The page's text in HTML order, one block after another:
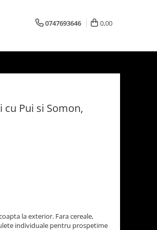
0747693646 0,00
cu Pui si Somon,
la exterior. Fara cereale,
individuale pentru prospetime